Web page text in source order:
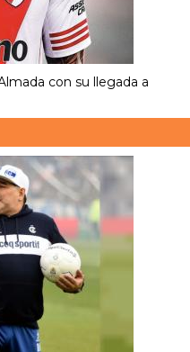
con su llegada a